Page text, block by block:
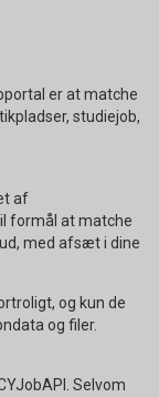
er at matche
studiejob,
af
formål at matche
med afsæt i dine
og kun de
og filer.
Selvom